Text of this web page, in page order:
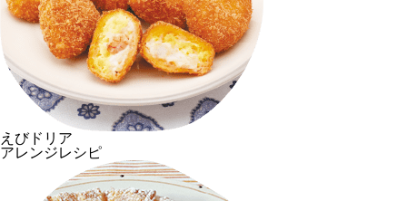
えびドリア
アレンジレシピ